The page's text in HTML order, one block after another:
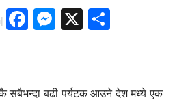
| Facebook
Messenger
X
सबैभन्दा बढी पर्यटक आउने देश मध्ये एक